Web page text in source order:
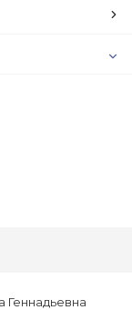
Геннадьевна